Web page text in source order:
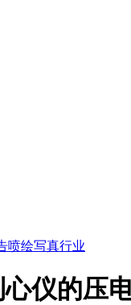
喷绘写真行业
仪的压